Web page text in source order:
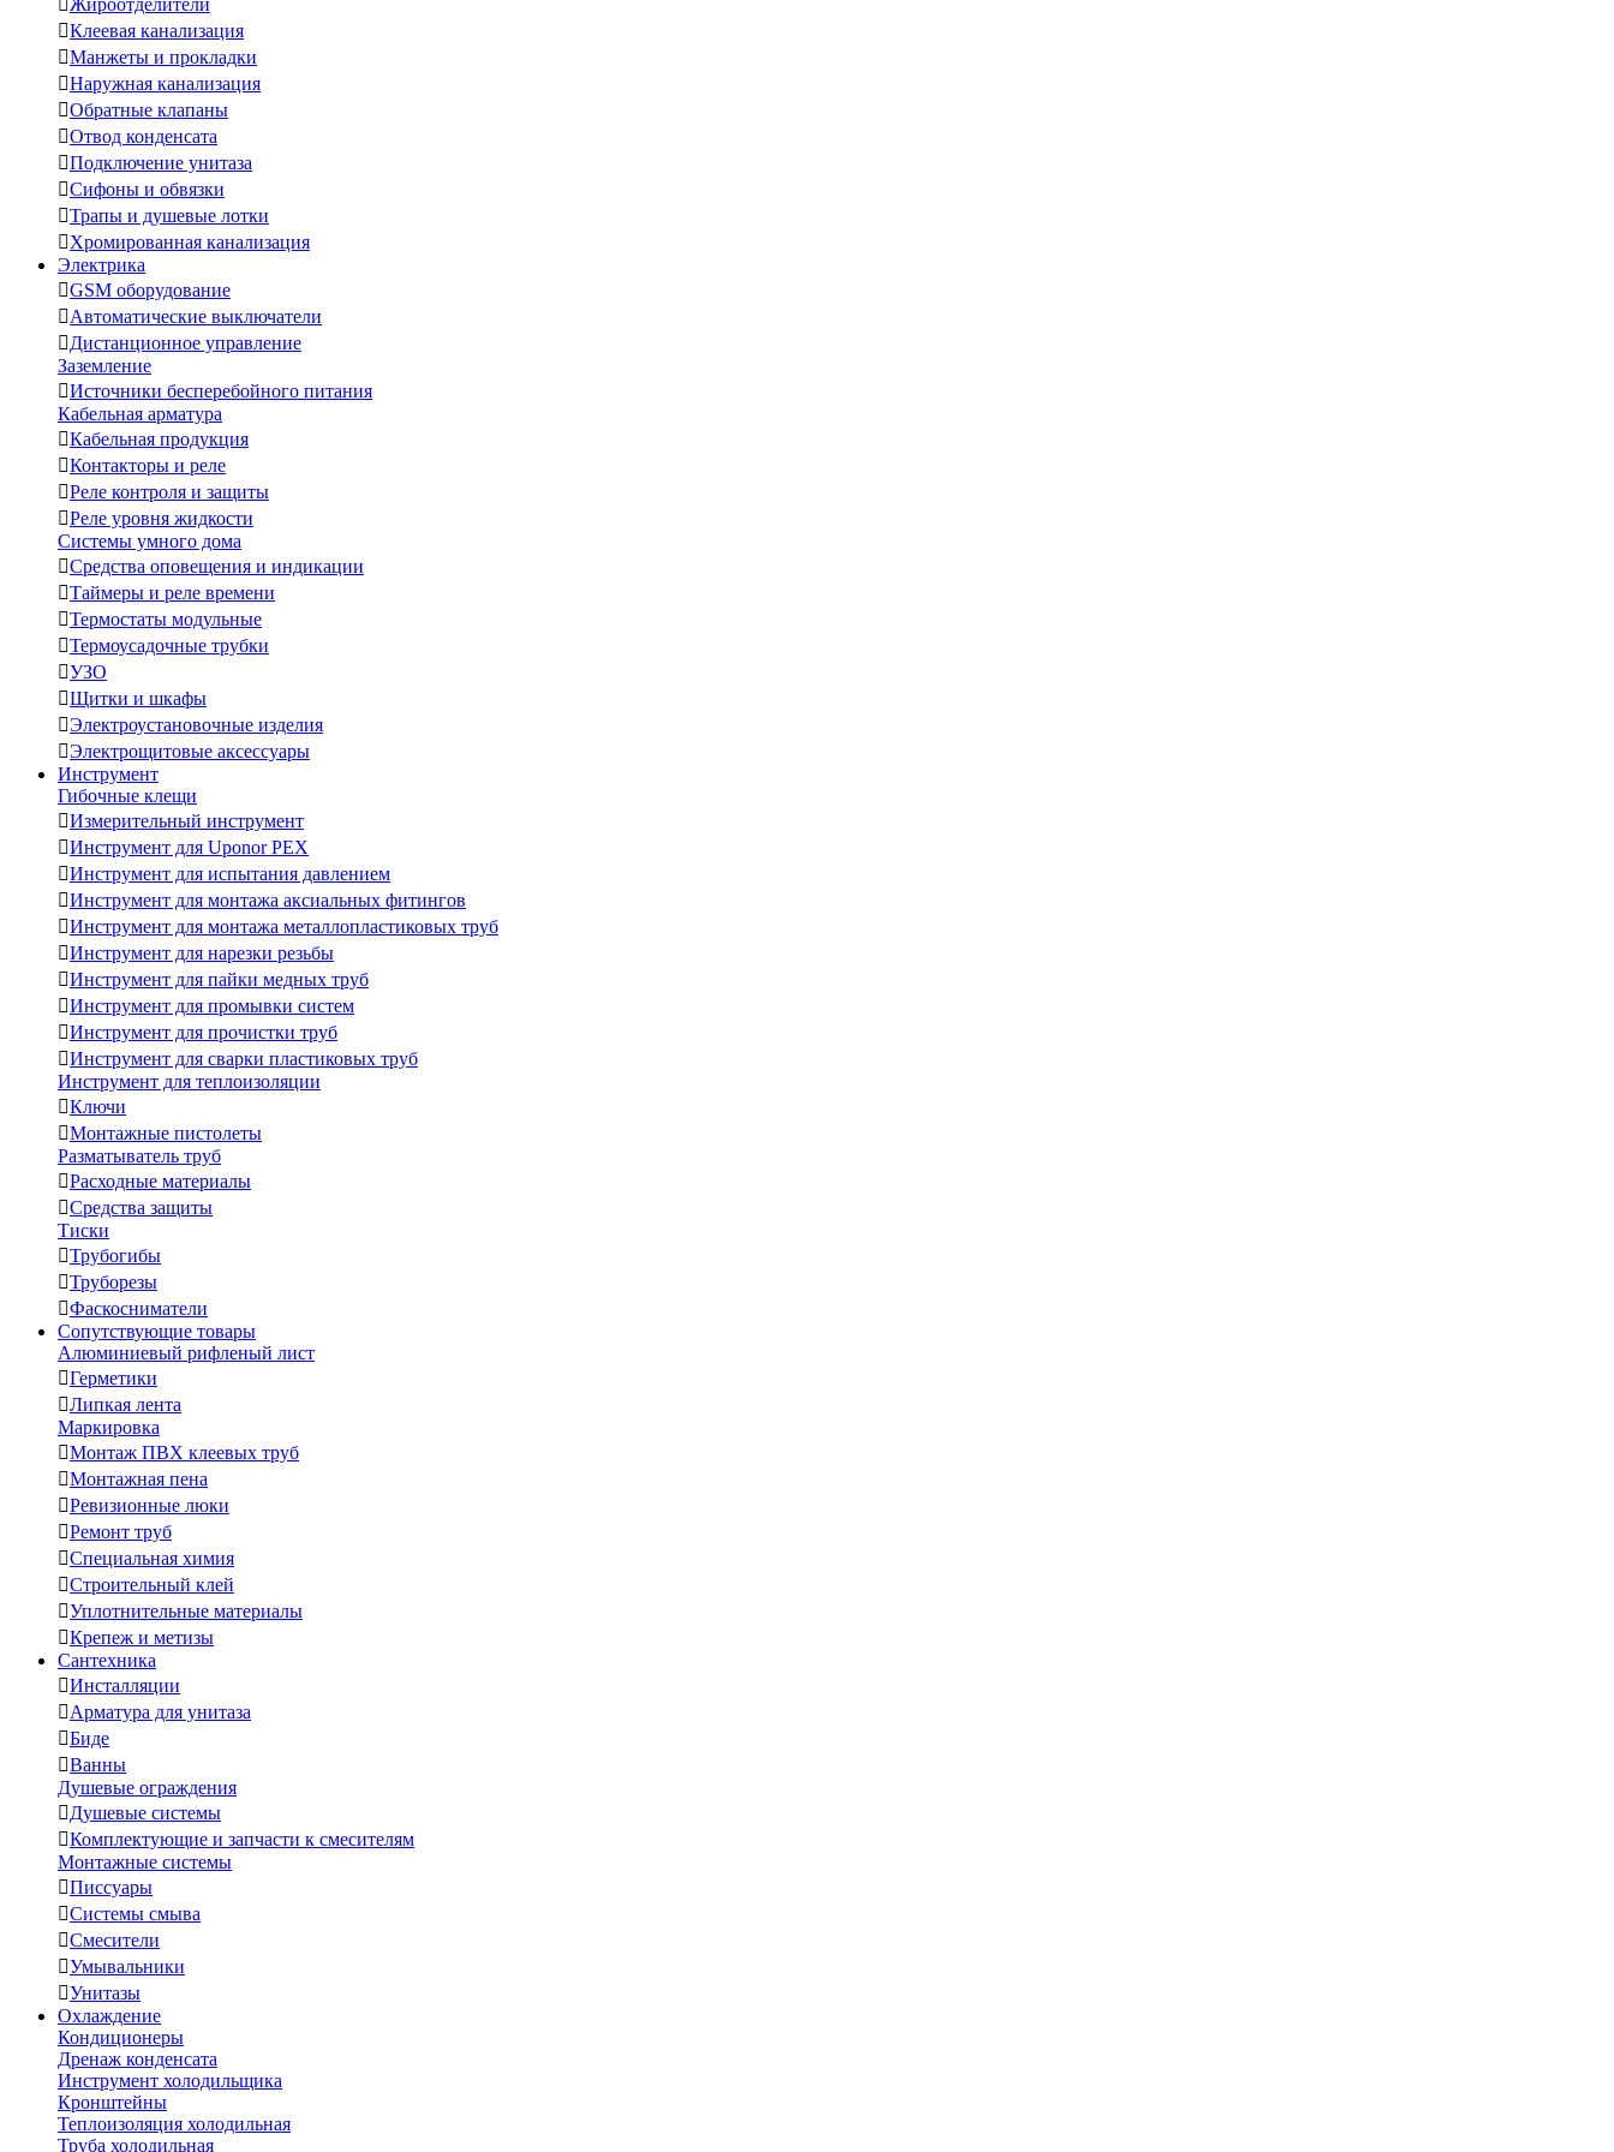
Жироотделители
Клеевая канализация
Манжеты и прокладки
Наружная канализация
Обратные клапаны
Отвод конденсата
Подключение унитаза
Сифоны и обвязки
Трапы и душевые лотки
Хромированная канализация
Электрика
GSM оборудование
Автоматические выключатели
Дистанционное управление
Заземление
Источники бесперебойного питания
Кабельная арматура
Кабельная продукция
Контакторы и реле
Реле контроля и защиты
Реле уровня жидкости
Системы умного дома
Средства оповещения и индикации
Таймеры и реле времени
Термостаты модульные
Термоусадочные трубки
УЗО
Щитки и шкафы
Электроустановочные изделия
Электрощитовые аксессуары
Инструмент
Гибочные клещи
Измерительный инструмент
Инструмент для Uponor PEX
Инструмент для испытания давлением
Инструмент для монтажа аксиальных фитингов
Инструмент для монтажа металлопластиковых труб
Инструмент для нарезки резьбы
Инструмент для пайки медных труб
Инструмент для промывки систем
Инструмент для прочистки труб
Инструмент для сварки пластиковых труб
Инструмент для теплоизоляции
Ключи
Монтажные пистолеты
Разматыватель труб
Расходные материалы
Средства защиты
Тиски
Трубогибы
Труборезы
Фаскосниматели
Сопутствующие товары
Алюминиевый рифленый лист
Герметики
Липкая лента
Маркировка
Монтаж ПВХ клеевых труб
Монтажная пена
Ревизионные люки
Ремонт труб
Специальная химия
Строительный клей
Уплотнительные материалы
Крепеж и метизы
Сантехника
Инсталляции
Арматура для унитаза
Биде
Ванны
Душевые ограждения
Душевые системы
Комплектующие и запчасти к смесителям
Монтажные системы
Писсуары
Системы смыва
Смесители
Умывальники
Унитазы
Охлаждение
Кондиционеры
Дренаж конденсата
Инструмент холодильщика
Кронштейны
Теплоизоляция холодильная
Труба холодильная